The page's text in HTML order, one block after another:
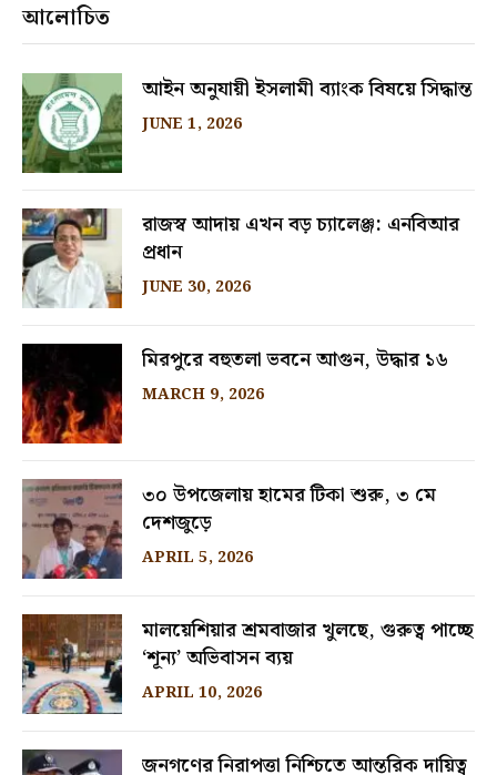
আলোচিত
আইন অনুযায়ী ইসলামী ব্যাংক বিষয়ে সিদ্ধান্ত
JUNE 1, 2026
রাজস্ব আদায় এখন বড় চ্যালেঞ্জ: এনবিআর
প্রধান
JUNE 30, 2026
মিরপুরে বহুতলা ভবনে আগুন, উদ্ধার ১৬
MARCH 9, 2026
৩০ উপজেলায় হামের টিকা শুরু, ৩ মে
দেশজুড়ে
APRIL 5, 2026
মালয়েশিয়ার শ্রমবাজার খুলছে, গুরুত্ব পাচ্ছে
‘শূন্য’ অভিবাসন ব্যয়
APRIL 10, 2026
জনগণের নিরাপত্তা নিশ্চিতে আন্তরিক দায়িত্ব